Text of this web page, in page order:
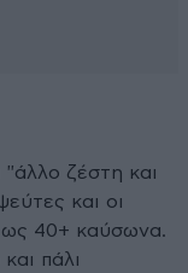
"άλλο ζέστη και
και οι
ως 40+ καύσωνα.
πάλι